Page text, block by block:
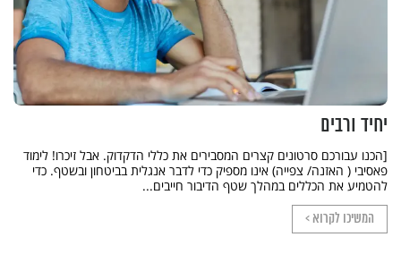
יחיד ורבים
[הכנו עבורכם סרטונים קצרים המסבירים את כללי הדקדוק. אבל זיכרו! לימוד
פאסיבי ( האזנה/ צפייה) אינו מספיק כדי לדבר אנגלית בביטחון ובשטף. כדי
להטמיע את הכללים במהלך שטף הדיבור חייבים...
המשיכו לקרוא >